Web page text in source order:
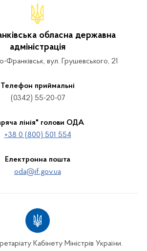
обласна державна
адміністрація
Франківськ, вул. Грушевського, 21
Телефон приймальні
(0342) 55-20-07
лінія" голови ОДА
+38 0 (800) 501 554
Електронна пошта
oda@if.gov.ua
Кабінету Міністрів України.